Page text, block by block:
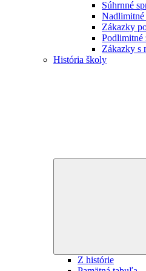
Súhrnné
Nadlimitné
Zákazky
Podlimitné
Zákazky s
História školy
Z histórie